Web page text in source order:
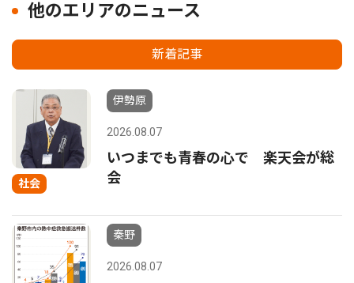
他のエリアのニュース
新着記事
社会
伊勢原
2026.08.07
いつまでも青春の心で 楽天会が総
会
秦野
2026.08.07